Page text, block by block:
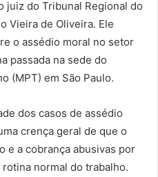
juiz do Tribunal Regional do
Vieira de Oliveira. Ele
o assédio moral no setor
passada na sede do
(MPT) em São Paulo.
dos casos de assédio
crença geral de que o
e a cobrança abusivas por
normal do trabalho.